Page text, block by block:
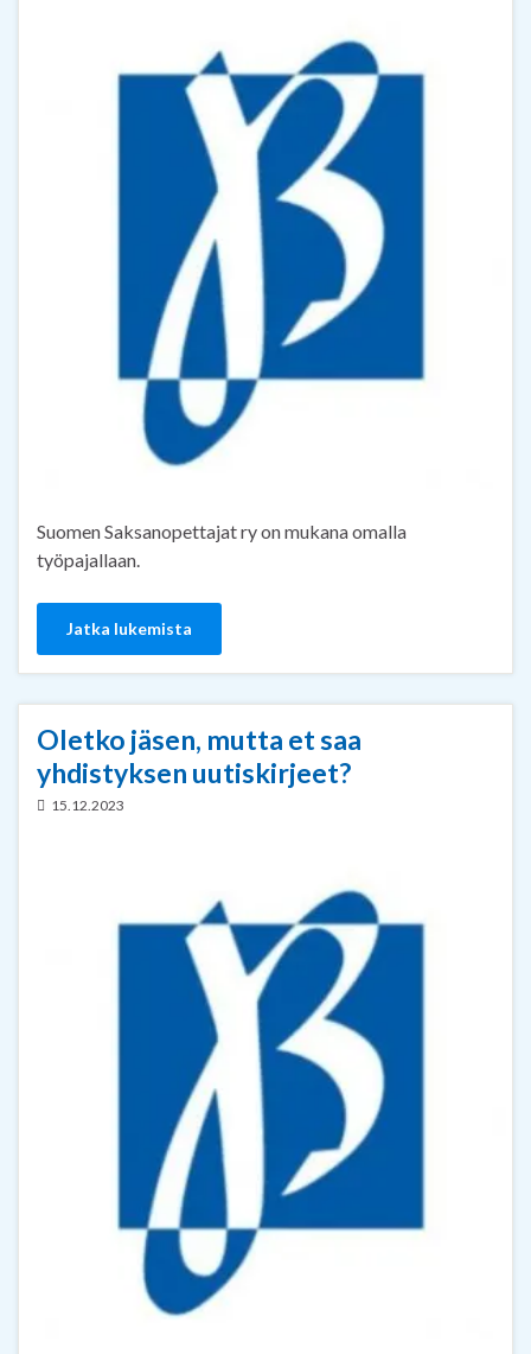
Suomen Saksanopettajat ry on mukana omalla
työpajallaan.
Jatka lukemista
Oletko jäsen, mutta et saa
yhdistyksen uutiskirjeet?
15.12.2023